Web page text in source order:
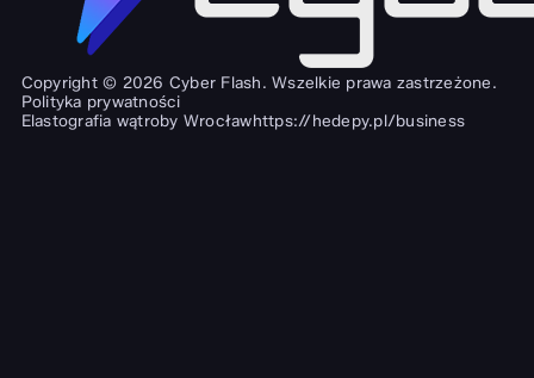
Copyright © 2026 Cyber Flash. Wszelkie prawa zastrzeżone.
Polityka prywatności
Elastografia wątroby Wrocławhttps://hedepy.pl/business